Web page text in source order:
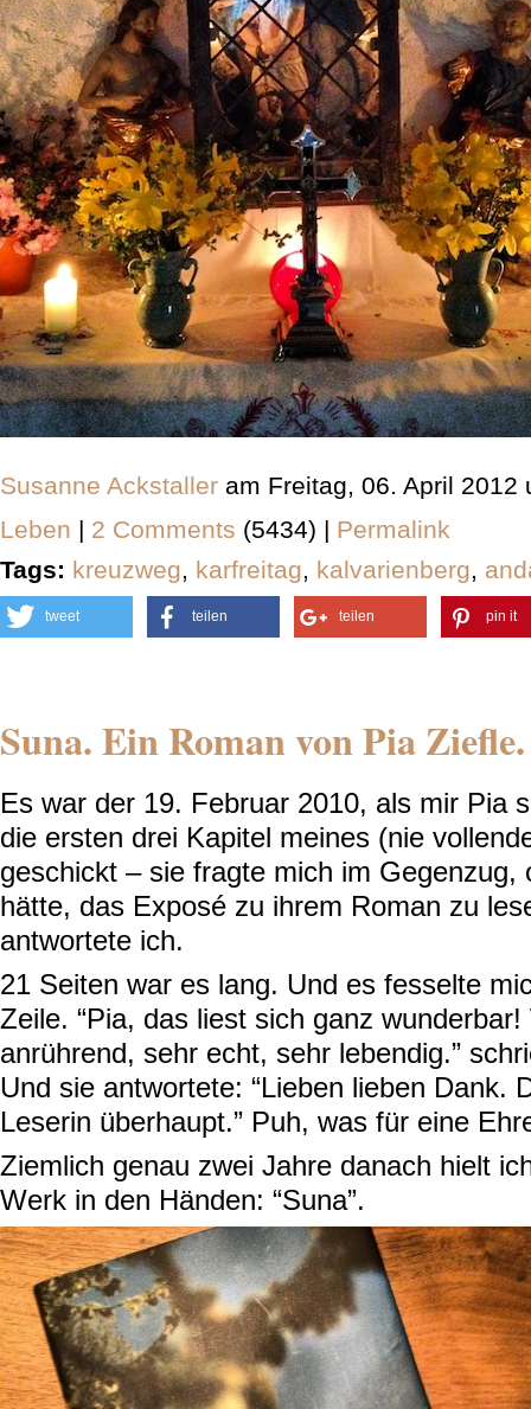
Susanne Ackstaller am Freitag, 06. April 2012
Leben | 2 Comments (5434) | Permalink
Tags: kreuzweg, karfreitag, kalvarienberg,
tweet teilen teilen pin it
Suna. Ein Roman von Pia Ziefle.
Es war der 19. Februar 2010, als mir Pia
die ersten drei Kapitel meines (nie
geschickt – sie fragte mich im Gegenzug,
hätte, das Exposé zu ihrem Roman zu
antwortete ich.
21 Seiten war es lang. Und es fesselte
Zeile. “Pia, das liest sich ganz
anrührend, sehr echt, sehr lebendig.”
Und sie antwortete: “Lieben lieben Dank.
Leserin überhaupt.” Puh, was für eine
Ziemlich genau zwei Jahre danach hielt
Werk in den Händen: “Suna”.